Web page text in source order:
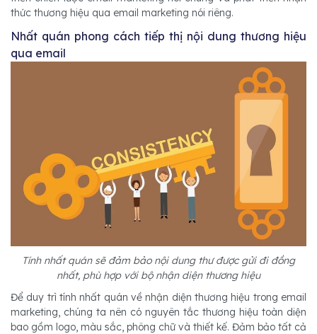
thức thương hiệu qua email marketing nói riêng.
Nhất quán phong cách tiếp thị nội dung thương hiệu
qua email
Tính nhất quán sẽ đảm bảo nội dung thư được gửi đi đồng
nhất, phù hợp với bộ nhận diện thương hiệu
Để duy trì tính nhất quán về nhận diện thương hiệu trong email
marketing, chúng ta nên có nguyên tắc thương hiệu toàn diện
bao gồm logo, màu sắc, phông chữ và thiết kế. Đảm bảo tất cả